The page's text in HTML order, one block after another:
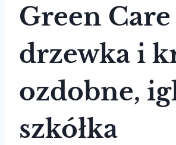
Green
drzewka i
ozdobne,
szkółka